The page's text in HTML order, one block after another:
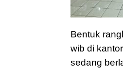
Bentuk
wib di
sedang